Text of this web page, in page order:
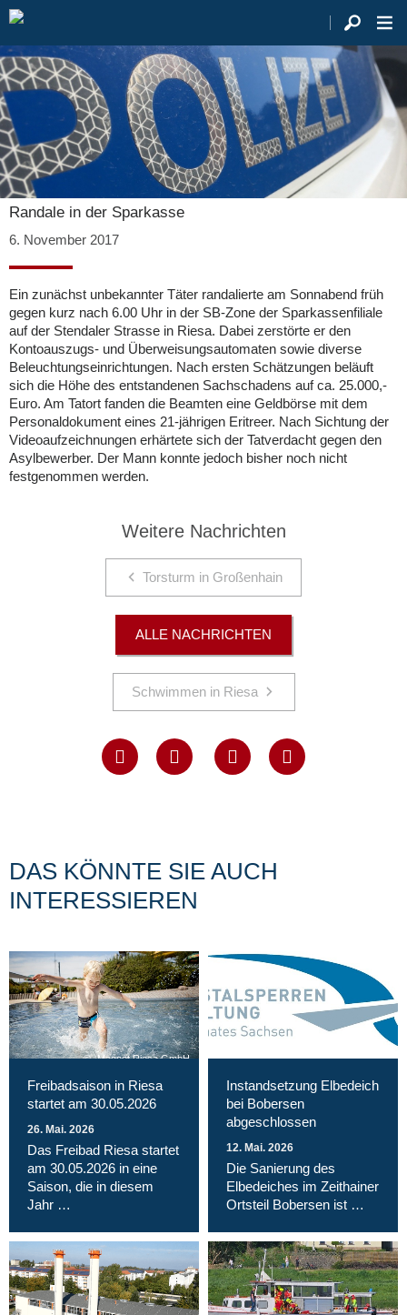
Randale in der Sparkasse
6. November 2017
Ein zunächst unbekannter Täter randalierte am Sonnabend früh
gegen kurz nach 6.00 Uhr in der SB-Zone der Sparkassenfiliale
auf der Stendaler Strasse in Riesa. Dabei zerstörte er den
Kontoauszugs- und Überweisungsautomaten sowie diverse
Beleuchtungseinrichtungen. Nach ersten Schätzungen beläuft
sich die Höhe des entstandenen Sachschadens auf ca. 25.000,-
Euro. Am Tatort fanden die Beamten eine Geldbörse mit dem
Personaldokument eines 21-jährigen Eritreer. Nach Sichtung der
Videoaufzeichnungen erhärtete sich der Tatverdacht gegen den
Asylbewerber. Der Mann konnte jedoch bisher noch nicht
festgenommen werden.
Weitere Nachrichten
Torsturm in Großenhain
ALLE NACHRICHTEN
Schwimmen in Riesa
DAS KÖNNTE SIE AUCH
INTERESSIEREN
Magnet Riesa GmbH
Freibadsaison in Riesa
startet am 30.05.2026
26. Mai. 2026
Das Freibad Riesa startet
am 30.05.2026 in eine
Saison, die in diesem
Jahr …
Instandsetzung Elbedeich
bei Bobersen
abgeschlossen
12. Mai. 2026
Die Sanierung des
Elbedeiches im Zeithainer
Ortsteil Bobersen ist …